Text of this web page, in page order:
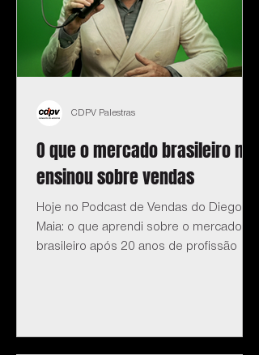
O que o mercado brasileiro me
ensinou sobre vendas
Hoje no Podcast de Vendas do Diego
Maia: o que aprendi sobre o mercado
brasileiro após 20 anos de profissão
CDPV Palestras